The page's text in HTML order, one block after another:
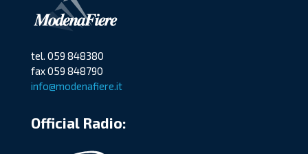
tel. 059 848380
fax 059 848790
info@modenafiere.it
Official Radio: